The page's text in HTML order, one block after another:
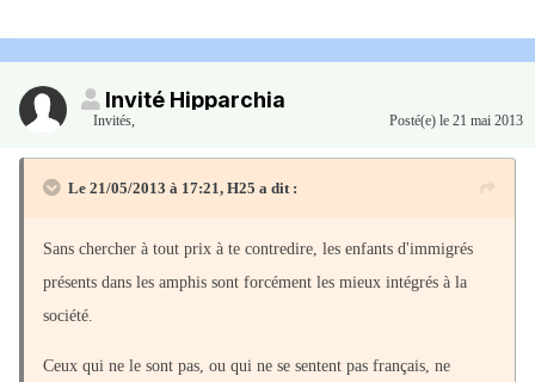
Invité Hipparchia
Invités Posté(e) le 21 mai 2013
Le 21/05/2013 à 17:21, H25 a dit :
Sans chercher à tout prix à te contredire, les enfants d'immigrés
présents dans les amphis sont forcément les mieux intégrés à la
société.
Ceux qui ne le sont pas, ou qui ne se sentent pas français, ne